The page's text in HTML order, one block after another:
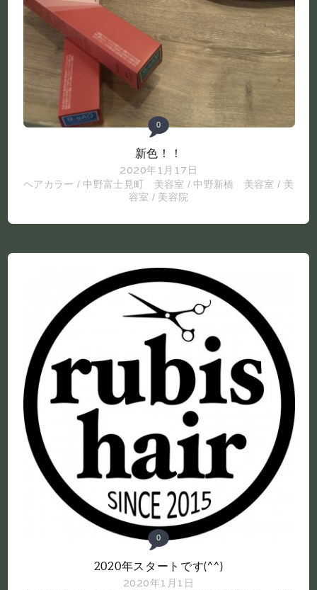
0
新色！！
2020年1月17日
ヘアカラー / 中野富士見町 美容室 / 中野新橋 美容室 / 美
容室 / 美容院
0
2020年スタートです(^^)
2020年1月1日